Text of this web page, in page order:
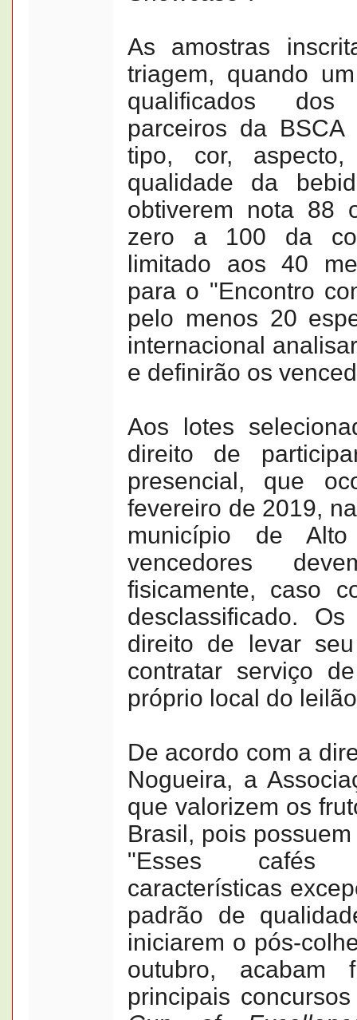
As amostras
triagem, quando
qualificados
parceiros da
tipo, cor,
qualidade da
obtiverem nota 88
zero a 100 da
limitado aos 40
para o "Encontro
pelo menos 20
internacional
e definirão os
Aos lotes
direito de
presencial, que
fevereiro de 2019,
município de
vencedores
fisicamente, caso
desclassificado.
direito de levar
contratar serviço
próprio local do
De acordo com a
Nogueira, a
que valorizem os
Brasil, pois
"Esses cafés
características
padrão de
iniciarem o pós-
outubro,
principais